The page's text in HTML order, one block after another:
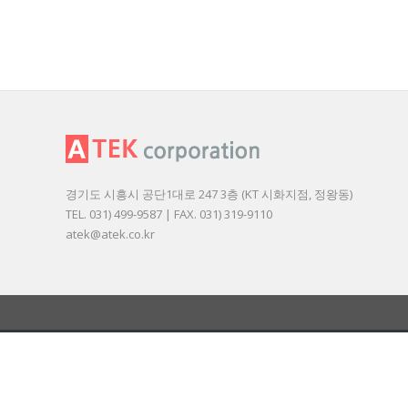
경기도 시흥시 공단1대로 247 3층 (KT 시화지점, 정왕동)
TEL. 031) 499-9587 | FAX. 031) 319-9110
atek@atek.co.kr